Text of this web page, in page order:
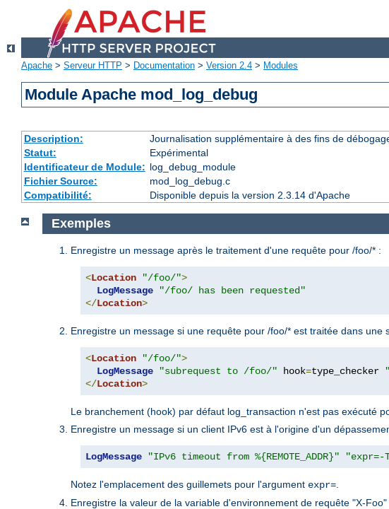
Apache > Serveur HTTP > Documentation > Version 2.4 > Modules
Module Apache mod_log_debug
Description:
Journalisation supplémentaire à des fins de
Statut:
Expérimental
Identificateur de Module: log_debug_module
Fichier Source:
mod_log_debug.c
Compatibilité:
Disponible depuis la version 2.3.14 d'Apache
Exemples
Enregistre un message après le traitement d'une requête pour /foo/* :
<Location "/foo/">
LogMessage
"/foo/ has been requested"
</Location>
Enregistre un message si une requête pour /foo/* est traitée dans une
<Location "/foo/">
LogMessage
"subrequest to /foo/" hook=type_checker
</Location>
Le branchement (hook) par défaut log_transaction n'est pas exécuté
Enregistre un message si un client IPv6 est à l'origine d'un
LogMessage "IPv6 timeout from %{REMOTE_ADDR}" "expr=-T
Notez l'emplacement des guillemets pour l'argument expr=
Enregistre la valeur de la variable d'environnement de requête "X-